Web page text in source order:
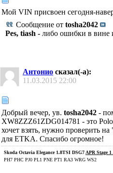
Мой VIN присвоен сегодня-
Сообщение от tosha2042
Pes, tiash - либо ошибки в вине
Антонио сказал(-а):
11.03.2015 22:00
Добрый вечер, ув. tosha2042 -
XW8ZZZ61ZDG014781 - это
хочет взять, нужно проверить
для ETKA. Спасибо огромное!
Skoda Octavia Elegance 1.8TSI DSG7 APR Stage
PH7 PHC PJ0 PL1 PNE PT1 RA3 WRG WS2